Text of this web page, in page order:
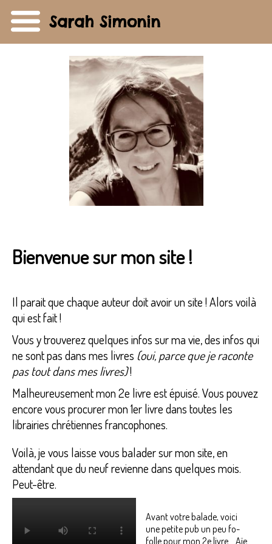
Sarah Simonin
Bienvenue sur mon site !
Il parait que chaque auteur doit avoir un site ! Alors voilà
qui est fait !
Vous y trouverez quelques infos sur ma vie, des infos qui
ne sont pas dans mes livres (oui, parce que je raconte
pas tout dans mes livres)!
Malheureusement mon 2e livre est épuisé. Vous pouvez
encore vous procurer mon 1er livre dans toutes les
librairies chrétiennes francophones.
Voilà, je vous laisse vous balader sur mon site, en
attendant que du neuf revienne dans quelques mois.
Peut-être.
Avant votre balade, voici
une petite pub un peu fo-
folle pour mon 2e livre… Aïe.